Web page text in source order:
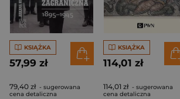
KSIĄŻKA
57,99 zł
79,40 zł - sugerowana
cena detaliczna
KSIĄŻKA
114,01 zł
114,01 zł - sugerowana
cena detaliczna